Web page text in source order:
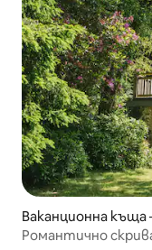
Ваканционна къща
Романтично